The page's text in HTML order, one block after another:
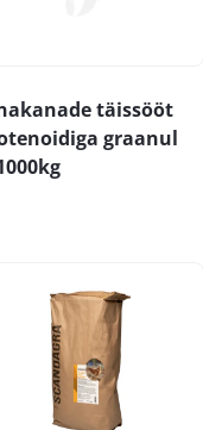
täissööt
graanul